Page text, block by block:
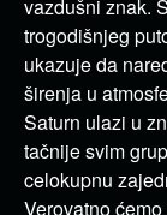
vazdušni znak.
trogodišnjeg
ukazuje da
širenja u
Saturn ulazi u
tačnije svim
celokupnu
Verovatno